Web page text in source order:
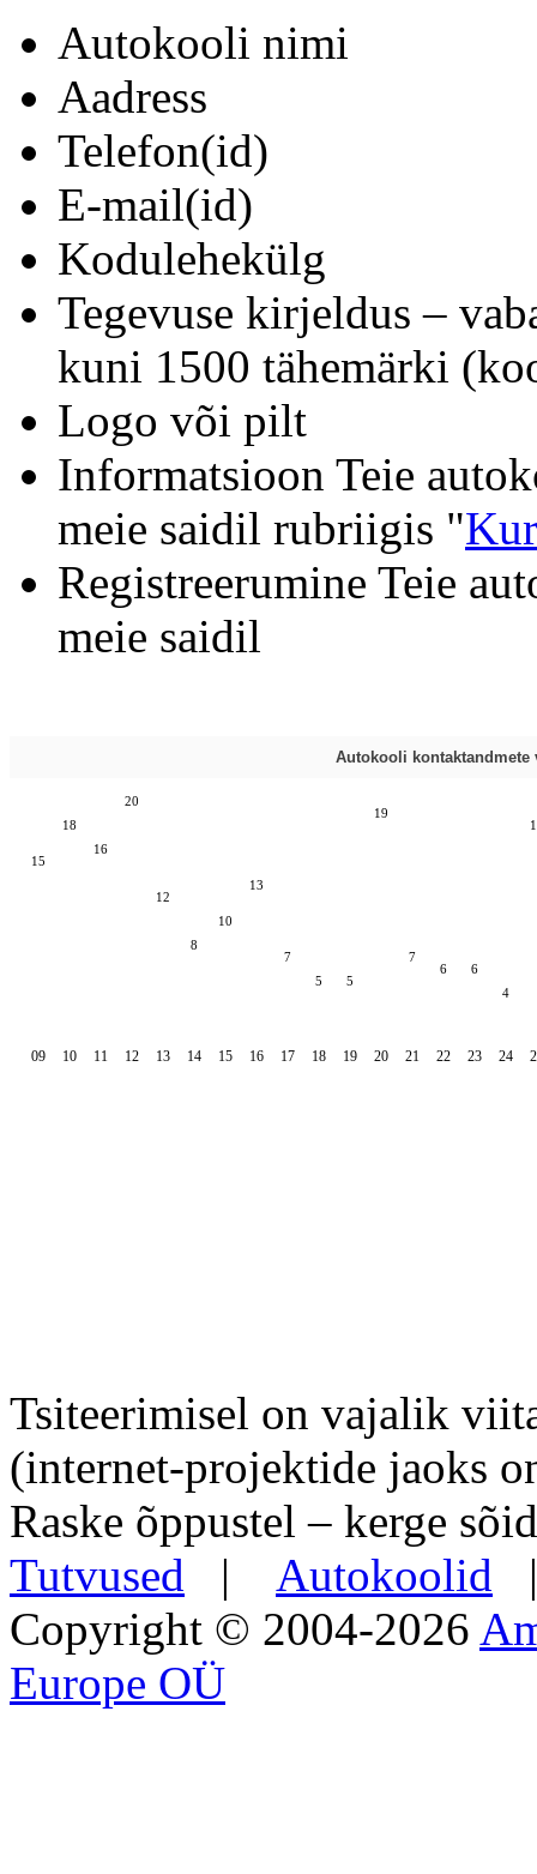
Autokooli nimi
Aadress
Telefon(id)
E-mail(id)
Kodulehekülg
Tegevuse kirjeldus –
kuni 1500 tähemärki
Logo või pilt
Informatsioon Teie
meie saidil rubriigis "
Registreerumine Teie
meie saidil
Autokooli
15
09
18
10
16
11
20
12
12
13
8
14
10
15
13
16
7
17
5
18
5
19
19
20
7
21
6
22
6
23
4
24
Tsiteerimisel on vajalik
(internet-projektide jaoks
Raske õppustel – kerge
Tutvused | Autokoolid
Copyright © 2004-2026
Europe OÜ